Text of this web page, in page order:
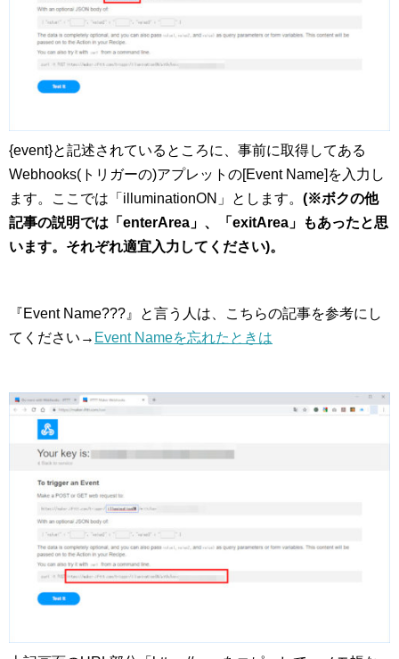
{event}と記述されているところに、事前に取得してある
Webhooks(トリガーの)アプレットの[Event Name]を入力し
ます。ここでは「illuminationON」とします。 (※ボクの他
記事の説明では「enterArea」、「exitArea」もあったと思
います。それぞれ適宜入力してください)。
『Event Name???』と言う人は、こちらの記事を参考にし
てください→ Event Nameを忘れたときは